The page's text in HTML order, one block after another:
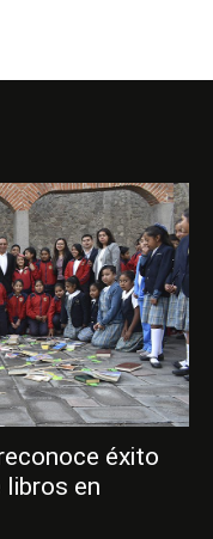
éxito
libros en